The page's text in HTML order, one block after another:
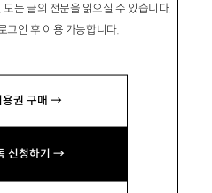
모든 글의 전문을 읽으실 수 있습니다.
그인 후 이용 가능합니다.
용권 구매 →
신청하기 →
린 인간